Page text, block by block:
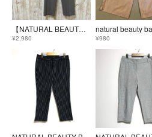
【NATURAL BEAUTY BASIC】スラックス グレー M カジュアル
¥2,980 ¥980